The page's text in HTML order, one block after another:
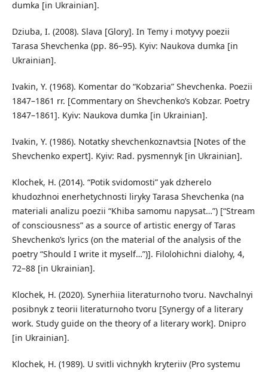
dumka [in Ukrainian].
Dziuba, I. (2008). Slava [Glory]. In Temy i motyvy poezii
Tarasa Shevchenka (pp. 86–95). Kyiv: Naukova dumka [in
Ukrainian].
Ivakin, Y. (1968). Komentar do “Kobzaria” Shevchenka. Poezii
1847–1861 rr. [Commentary on Shevchenko’s Kobzar. Poetry
1847–1861]. Kyiv: Naukova dumka [in Ukrainian].
Ivakin, Y. (1986). Notatky shevchenkoznavtsia [Notes of the
Shevchenko expert]. Kyiv: Rad. pysmennyk [in Ukrainian].
Klochek, H. (2014). “Potik svidomosti” yak dzherelo
khudozhnoi enerhetychnosti liryky Tarasa Shevchenka (na
materiali analizu poezii “Khiba samomu napysat…”) [“Stream
of consciousness” as a source of artistic energy of Taras
Shevchenko’s lyrics (on the material of the analysis of the
poetry “Should I write it myself…”)]. Filolohichni dialohy, 4,
72–88 [in Ukrainian].
Klochek, H. (2020). Synerhiia literaturnoho tvoru. Navchalnyi
posibnyk z teorii literaturnoho tvoru [Synergy of a literary
work. Study guide on the theory of a literary work]. Dnipro
[in Ukrainian].
Klochek, H. (1989). U svitli vichnykh kryteriiv (Pro systemu